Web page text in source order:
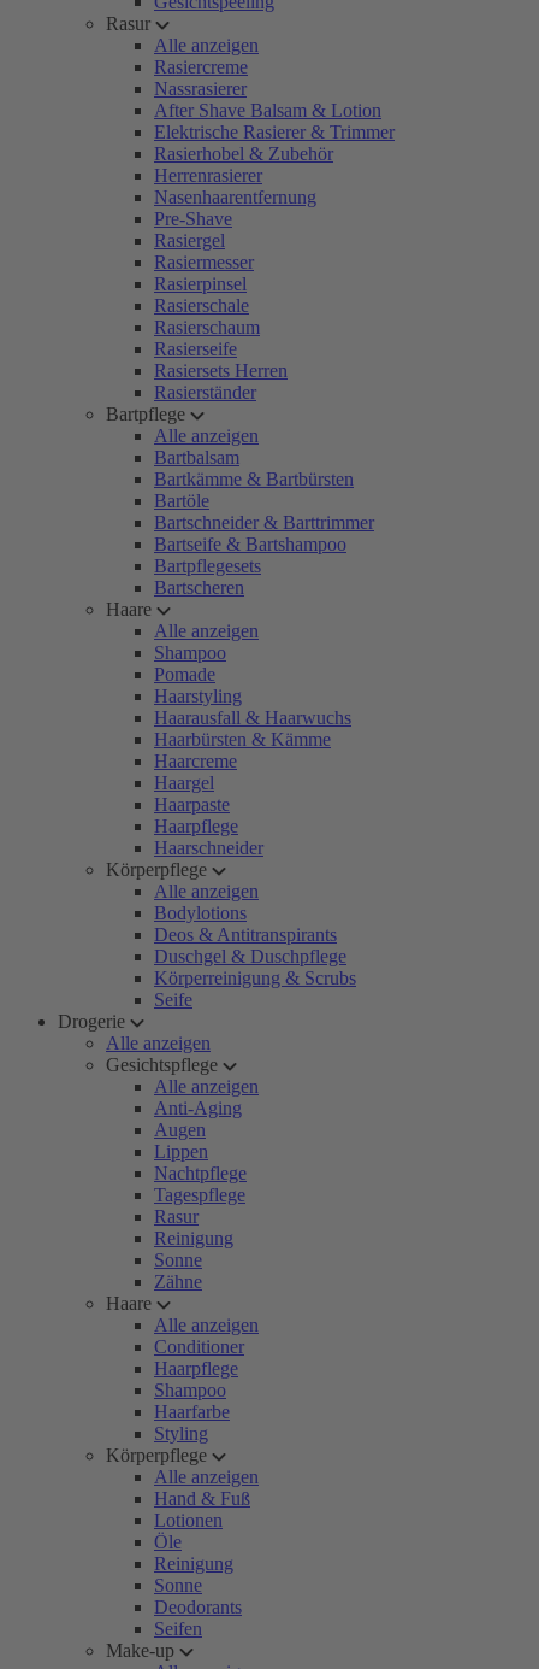
Rasur
Alle anzeigen
Rasiercreme
Nassrasierer
After Shave Balsam & Lotion
Elektrische Rasierer & Trimmer
Rasierhobel & Zubehör
Herrenrasierer
Nasenhaarentfernung
Pre-Shave
Rasiergel
Rasiermesser
Rasierpinsel
Rasierschale
Rasierschaum
Rasierseife
Rasiersets Herren
Rasierständer
Bartpflege
Alle anzeigen
Bartbalsam
Bartkämme & Bartbürsten
Bartöle
Bartschneider & Barttrimmer
Bartseife & Bartshampoo
Bartpflegesets
Bartscheren
Haare
Alle anzeigen
Shampoo
Pomade
Haarstyling
Haarausfall & Haarwuchs
Haarbürsten & Kämme
Haarcreme
Haargel
Haarpaste
Haarpflege
Haarschneider
Körperpflege
Alle anzeigen
Bodylotions
Deos & Antitranspirants
Duschgel & Duschpflege
Körperreinigung & Scrubs
Seife
Drogerie
Alle anzeigen
Gesichtspflege
Alle anzeigen
Anti-Aging
Augen
Lippen
Nachtpflege
Tagespflege
Rasur
Reinigung
Sonne
Zähne
Haare
Alle anzeigen
Conditioner
Haarpflege
Shampoo
Haarfarbe
Styling
Körperpflege
Alle anzeigen
Hand & Fuß
Lotionen
Öle
Reinigung
Sonne
Deodorants
Seifen
Make-up